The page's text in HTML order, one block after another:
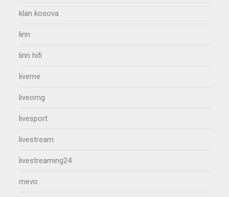
klan kosova
linn
linn hifi
liveme
liveomg
livesport
livestream
livestreaming24
mevo